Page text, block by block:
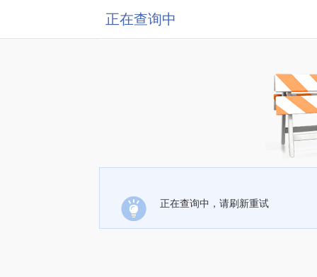
正在查询中
正在查询中，请刷新重试